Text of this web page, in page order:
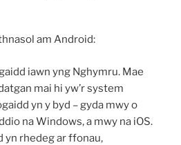
am Android:
iawn yng Nghymru. Mae
mai hi yw’r system
yn y byd – gyda mwy o
na Windows, a mwy na iOS.
yn rhedeg ar ffonau,